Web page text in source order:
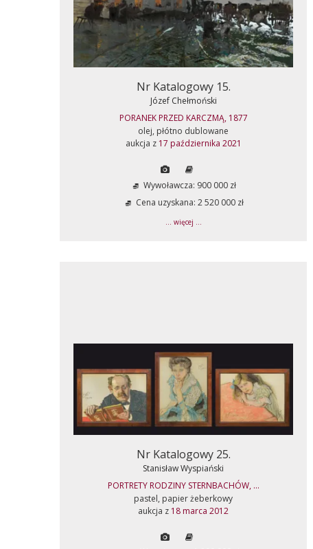
Nr Katalogowy 15.
Józef Chełmoński
PORANEK PRZED KARCZMĄ, 1877
olej, płótno dublowane
aukcja z 17 października 2021
Wywoławcza: 900 000 zł
Cena uzyskana: 2 520 000 zł
... więcej ...
Nr Katalogowy 25.
Stanisław Wyspiański
PORTRETY RODZINY STERNBACHÓW, ...
pastel, papier żeberkowy
aukcja z 18 marca 2012